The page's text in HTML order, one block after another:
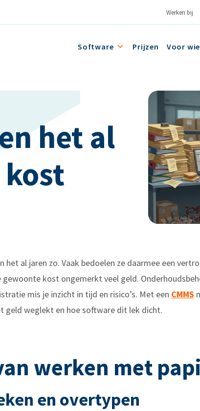
Werken bij
Software Prijzen Voor wie
het al
kost
het al jaren zo. Vaak bedoelen ze daarmee een
kost ongemerkt veel geld.
mis je inzicht in tijd en risico’s. Met een CMMS
geld weglekt en hoe software dit lek dicht.
werken met
en overtypen